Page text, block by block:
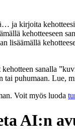
ja kirjoita
kehotteeseen
lisäämällä
sanalla
tai puhumaan. Lue,
Voit myös luoda
AI:n